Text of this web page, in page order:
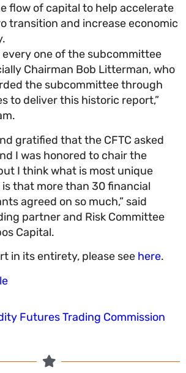
the flow of capital to help
transition and increase
to every one of the subcommittee
Chairman Bob Litterman,
the subcommittee through
to deliver this historic report,”
and gratified that the CFTC asked
and I was honored to chair the
but I think what is most unique
is that more than 30 financial
agreed on so much,” said
partner and Risk Committee
Capital.
in its entirety, please seehere
file
Futures Trading Commission